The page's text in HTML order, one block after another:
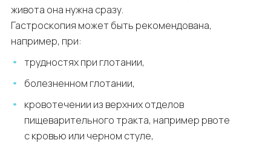
живота она нужна сразу.
Гастроскопия может быть рекомендована,
например, при:
трудностях при глотании,
болезненном глотании,
кровотечении из верхних отделов
пищеварительного тракта, например рвоте
с кровью или черном стуле,